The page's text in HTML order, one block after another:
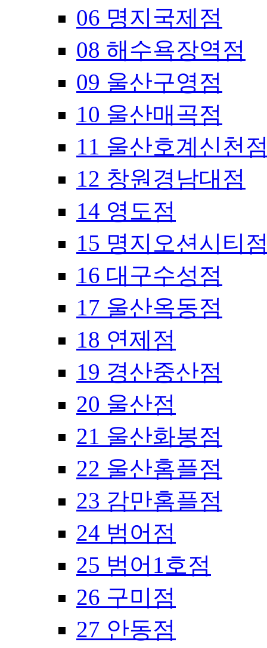
06 명지국제점
08 해수욕장역점
09 울산구영점
10 울산매곡점
11 울산호계신천
12 창원경남대점
14 영도점
15 명지오션시티
16 대구수성점
17 울산옥동점
18 연제점
19 경산중산점
20 울산점
21 울산화봉점
22 울산홈플점
23 감만홈플점
24 범어점
25 범어1호점
26 구미점
27 안동점